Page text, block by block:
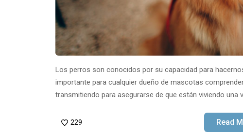
Los perros son conocidos por su capacidad para
importante para cualquier dueño de mascotas
transmitiendo para asegurarse de que están viviendo una
229 Read